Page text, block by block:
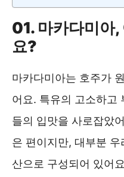
01. 마카다미아
요?
마카다미아는 호주가
어요. 특유의 고소하고
들의 입맛을 사로잡았
은 편이지만, 대부분
산으로 구성되어 있어